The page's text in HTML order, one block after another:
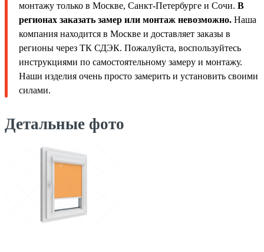
монтажу только в Москве, Санкт-Петербурге и Сочи. В
регионах заказать замер или монтаж невозможно. Наша
компания находится в Москве и доставляет заказы в
регионы через ТК СДЭК. Пожалуйста, воспользуйтесь
инструкциями по самостоятельному замеру и монтажу.
Наши изделия очень просто замерить и установить своими
силами.
Детальные фото